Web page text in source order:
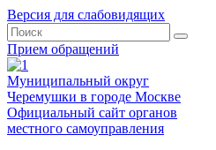
Версия для слабовидящих
Прием обращений
Муниципальный округ
Черемушки в городе Москве
Официальный сайт органов
местного самоуправления